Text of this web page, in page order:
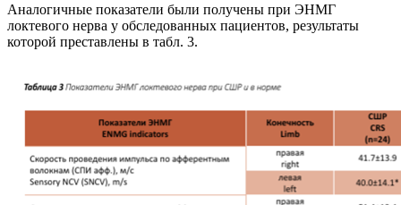
Аналогичные показатели были получены при ЭНМГ
локтевого нерва у обследованных пациентов, результаты
которой преставлены в табл. 3.